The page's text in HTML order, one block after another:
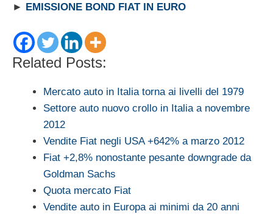
► EMISSIONE BOND FIAT IN EURO
Related Posts:
Mercato auto in Italia torna ai livelli del 1979
Settore auto nuovo crollo in Italia a novembre
2012
Vendite Fiat negli USA +642% a marzo 2012
Fiat +2,8% nonostante pesante downgrade da
Goldman Sachs
Quota mercato Fiat
Vendite auto in Europa ai minimi da 20 anni